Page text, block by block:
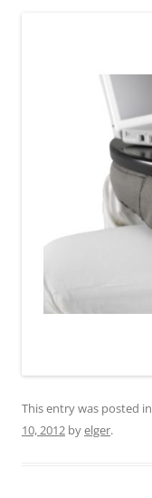
This entry was posted in
10, 2012 byelger.